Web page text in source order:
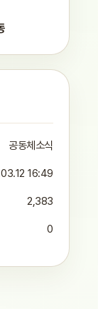
공동체소식
16:49
2,383
0